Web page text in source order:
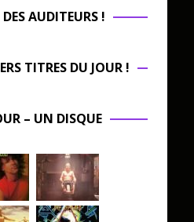
AUDITEURS !
TITRES DU JOUR !
– UN DISQUE